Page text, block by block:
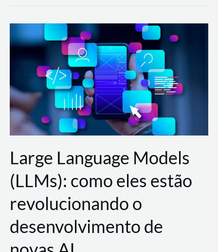
migrar
de
a
AWS?
Large Language Models
(LLMs): como eles estão
revolucionando o
desenvolvimento de